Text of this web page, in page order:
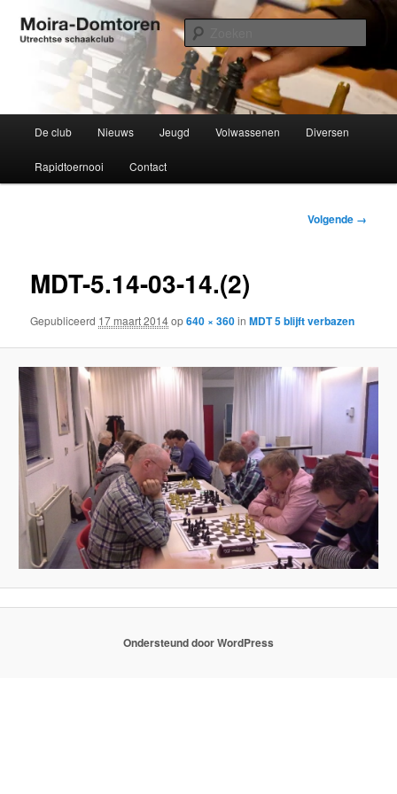
naar
Moira-Domtoren
Utrechtse schaakclub opgericht 1934
De club Nieuws Jeugd Volwassenen Diversen
Rapidtoernooi Contact
Volgende →
MDT-5.14-03-14.(2)
Gepubliceerd 17 maart 2014op640 × 360inMDT 5 blijft verbazen
Ondersteund door WordPress